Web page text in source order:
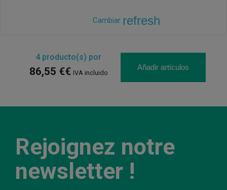
Cambiar refresh
4producto(s) por
86,55 €€ IVA incluido
Añadir artículos
Rejoignez notre
newsletter !